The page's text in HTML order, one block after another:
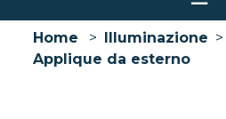
Home > Illuminazione >
Applique da esterno